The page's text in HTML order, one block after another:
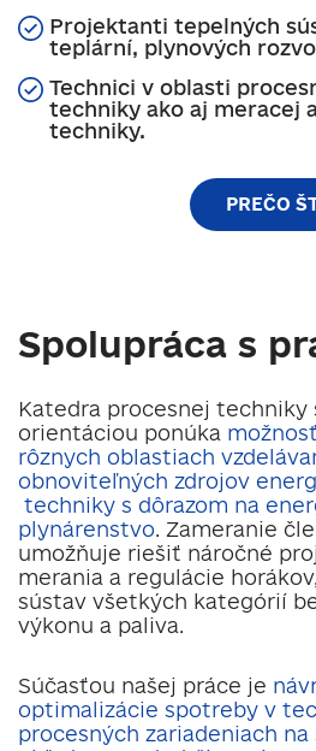
Projektanti tepelných
teplární, plynových
Technici v oblasti
techniky ako aj meracej
techniky.
PREČO
Spolupráca s
Katedra procesnej techniky
orientáciou ponúka
rôznych oblastiach
obnoviteľných zdrojov
techniky s dôrazom na
plynárenstvo. Zameranie
umožňuje riešiť náročné
merania a regulácie
sústav všetkých kategórií
výkonu a paliva.
Súčasťou našej práce je
optimalizácie spotreby v
procesných zariadeniach